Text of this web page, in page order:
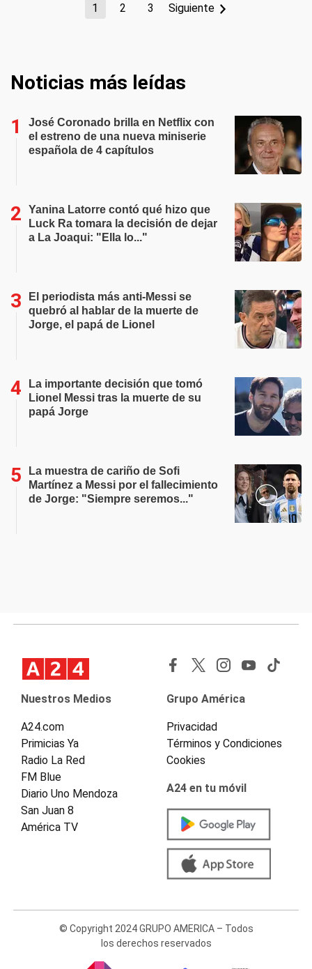
1 2 3 Siguiente
Noticias más leídas
José Coronado brilla en Netflix con
el estreno de una nueva miniserie
española de 4 capítulos
Yanina Latorre contó qué hizo que
Luck Ra tomara la decisión de dejar
a La Joaqui: "Ella lo..."
El periodista más anti-Messi se
quebró al hablar de la muerte de
Jorge, el papá de Lionel
La importante decisión que tomó
Lionel Messi tras la muerte de su
papá Jorge
La muestra de cariño de Sofi
Martínez a Messi por el fallecimiento
de Jorge: "Siempre seremos..."
Nuestros Medios
A24.com
Primicias Ya
Radio La Red
FM Blue
Diario Uno Mendoza
San Juan 8
América TV
Grupo América
Privacidad
Términos y Condiciones
Cookies
A24 en tu móvil
© Copyright 2024 GRUPO AMERICA – Todos
los derechos reservados